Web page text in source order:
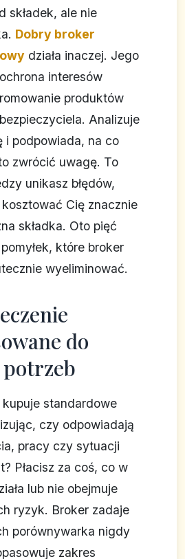
składek, ale nie
Dobry broker
działa inaczej. Jego
interesów
produktów
Analizuje
i podpowiada, na co
zwrócić uwagę. To
unikasz błędów,
Cię znacznie
składka. Oto pięć
które broker
wyeliminować.
do
standardowe
czy odpowiadają
pracy czy sytuacji
Płacisz za coś, co w
lub nie obejmuje
ryzyk. Broker zadaje
porównywarka nigdy
zakres